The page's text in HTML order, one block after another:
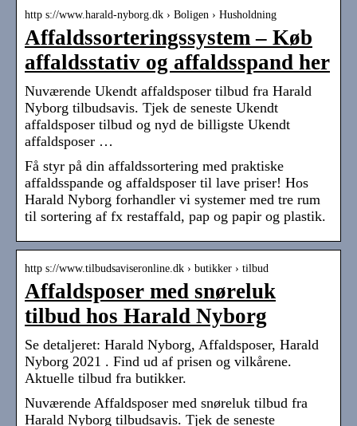
http s://www.harald-nyborg.dk › Boligen › Husholdning
Affaldssorteringssystem – Køb
affaldsstativ og affaldsspand her
Nuværende Ukendt affaldsposer tilbud fra Harald
Nyborg tilbudsavis. Tjek de seneste Ukendt
affaldsposer tilbud og nyd de billigste Ukendt
affaldsposer …
Få styr på din affaldssortering med praktiske
affaldsspande og affaldsposer til lave priser! Hos
Harald Nyborg forhandler vi systemer med tre rum
til sortering af fx restaffald, pap og papir og plastik.
http s://www.tilbudsaviseronline.dk › butikker › tilbud
Affaldsposer med snøreluk
tilbud hos Harald Nyborg
Se detaljeret: Harald Nyborg, Affaldsposer, Harald
Nyborg 2021 . Find ud af prisen og vilkårene.
Aktuelle tilbud fra butikker.
Nuværende Affaldsposer med snøreluk tilbud fra
Harald Nyborg tilbudsavis. Tjek de seneste